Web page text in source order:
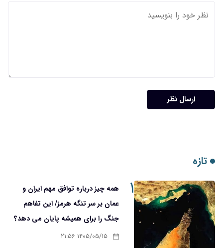
ارسال نظر
تازه
۱
همه چیز درباره توافق مهم ایران و
عمان بر سر تنگه هرمز/ این تفاهم
جنگ را برای همیشه پایان می دهد؟
۱۴۰۵/۰۵/۱۵ ۲۱:۵۶